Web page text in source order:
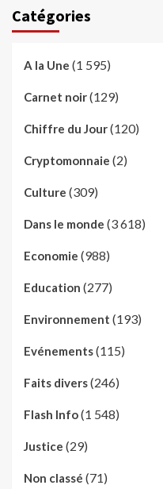
Catégories
A la Une (1 595)
Carnet noir(129)
Chiffre du Jour(120)
Cryptomonnaie (2)
Culture (309)
Dans le monde (3 618)
Economie (988)
Education (277)
Environnement (193)
Evénements(115)
Faits divers(246)
Flash Info(1 548)
Justice (29)
Non classé (71)